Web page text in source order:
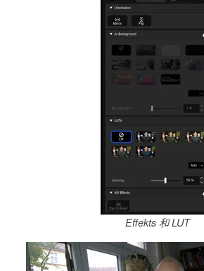
Effekts 和 LUT